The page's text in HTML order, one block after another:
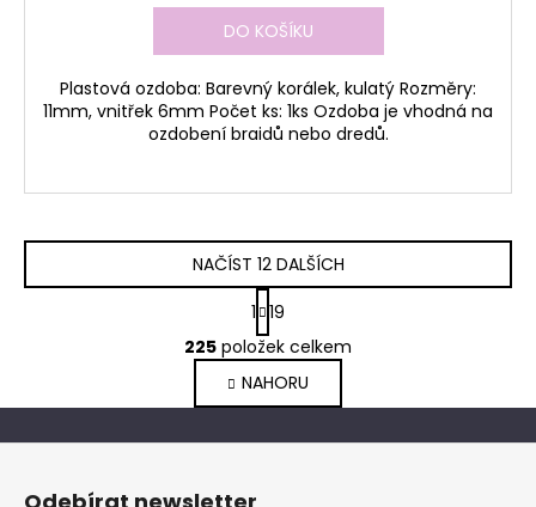
DO KOŠÍKU
Plastová ozdoba: Barevný korálek, kulatý Rozměry:
11mm, vnitřek 6mm Počet ks: 1ks Ozdoba je vhodná na
ozdobení braidů nebo dredů.
O
v
l
á
d
NAČÍST 12 DALŠÍCH
S
t
r
á
n
k
1 19
225 položek celkem
NAHORU
Z